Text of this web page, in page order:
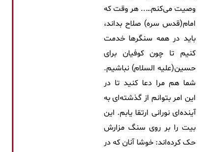
وصیت می‌کنم….. هر وقت که
امام(قدس سره) صلاح بداند،
باید در همه سنگرها خدمت
کنیم تا چون کوفیان برای
حسین(علیه السلام) نباشیم.
شما هم مرا دعا کنید تا در
این امر بتوانم از گذشته‌ای به
آینده‌ای نورانی ارتقا یابم. این
بیت را بر روی سنگ مزارش
حک کرده‌اند: خوشا آنان که در